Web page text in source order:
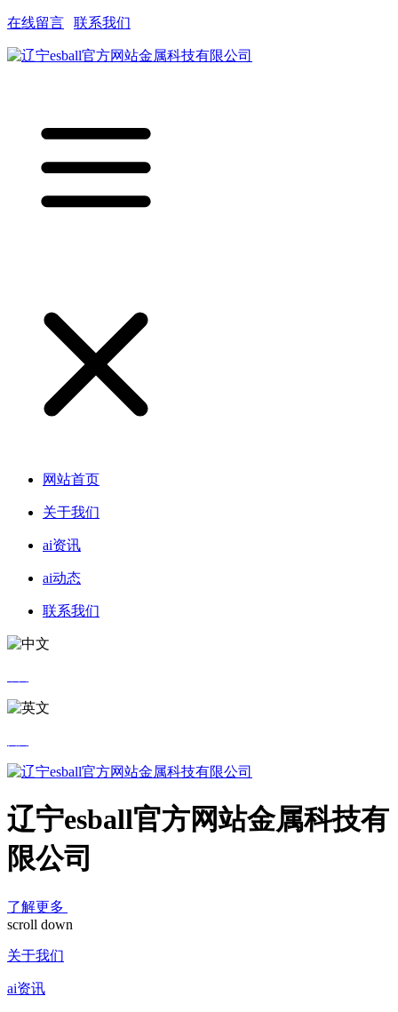
在线留言 联系我们
网站首页
关于我们
ai资讯
ai动态
联系我们
辽宁esball官方网站金属科技有
限公司
了解更多
scroll down
关于我们
ai资讯